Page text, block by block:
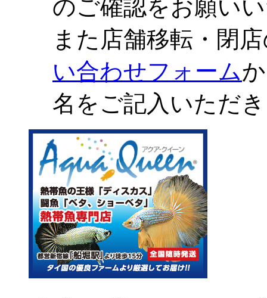
のご確認をお願い
また店舗移転・閉
い合わせフォーム
名をご記入いただ